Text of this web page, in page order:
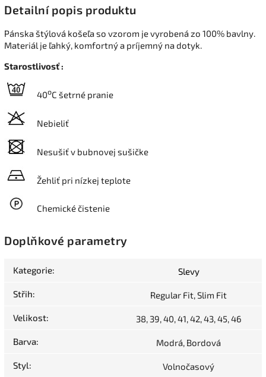
Detailní popis produktu
Pánska štýlová košeľa so vzorom je vyrobená zo 100% bavlny.
Materiál je ľahký, komfortný a príjemný na dotyk.
Starostlivosť :
40oC šetrné pranie
Nebieliť
Nesušiť v bubnovej sušičke
Žehliť pri nízkej teplote
Chemické čistenie
Doplňkové parametry
Kategorie: Slevy
Střih: Regular Fit, Slim Fit
Velikost: 38, 39, 40, 41, 42, 43, 45, 46
Barva: Modrá, Bordová
Styl: Volnočasový